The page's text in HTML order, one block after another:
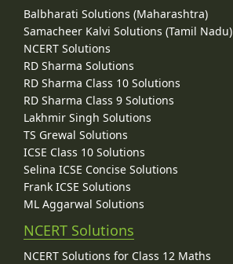
Balbharati Solutions (Maharashtra)
Samacheer Kalvi Solutions (Tamil Nadu)
NCERT Solutions
RD Sharma Solutions
RD Sharma Class 10 Solutions
RD Sharma Class 9 Solutions
Lakhmir Singh Solutions
TS Grewal Solutions
ICSE Class 10 Solutions
Selina ICSE Concise Solutions
Frank ICSE Solutions
ML Aggarwal Solutions
NCERT Solutions
NCERT Solutions for Class 12 Maths